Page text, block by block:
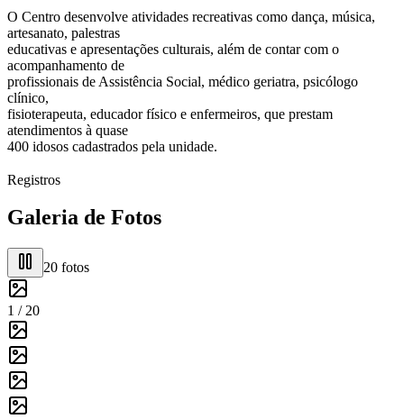
O Centro desenvolve atividades recreativas como dança, música,
artesanato, palestras
educativas e apresentações culturais, além de contar com o
acompanhamento de
profissionais de Assistência Social, médico geriatra, psicólogo
clínico,
fisioterapeuta, educador físico e enfermeiros, que prestam
atendimentos à quase
400 idosos cadastrados pela unidade.
Registros
Galeria de Fotos
20 fotos
1 / 20